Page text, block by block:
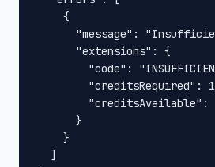
    {
"message":
      "extensions": {
"code":
"creditsRequired":
"creditsAvailable":
      }
    }
  ]